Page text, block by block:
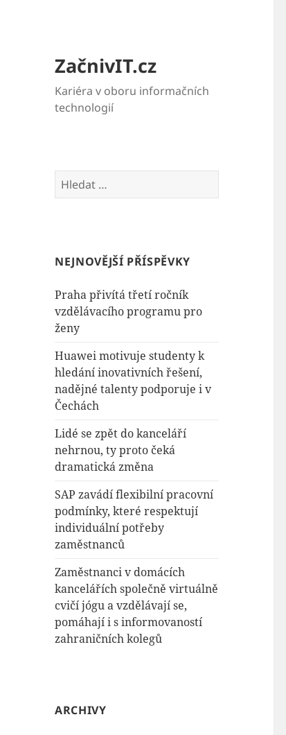
ZačnivIT.cz
Kariéra v oboru informačních
technologií
Vyhledávání
NEJNOVĚJŠÍ PŘÍSPĚVKY
Praha přivítá třetí ročník
vzdělávacího programu pro
ženy
Huawei motivuje studenty k
hledání inovativních řešení,
nadějné talenty podporuje i v
Čechách
Lidé se zpět do kanceláří
nehrnou, ty proto čeká
dramatická změna
SAP zavádí flexibilní pracovní
podmínky, které respektují
individuální potřeby
zaměstnanců
Zaměstnanci v domácích
kancelářích společně virtuálně
cvičí jógu a vzdělávají se,
pomáhají i s informovaností
zahraničních kolegů
ARCHIVY